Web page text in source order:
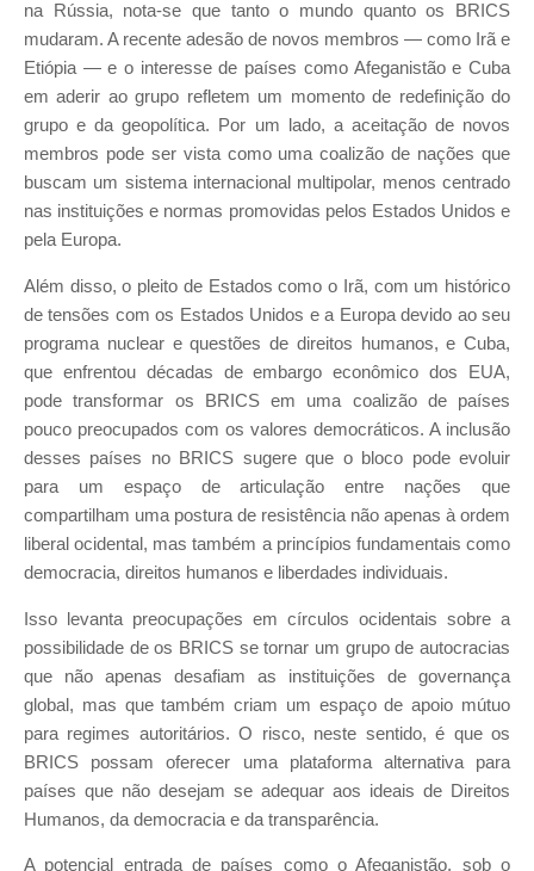
na Rússia, nota-se que tanto o mundo quanto os BRICS
mudaram. A recente adesão de novos membros — como Irã e
Etiópia — e o interesse de países como Afeganistão e Cuba
em aderir ao grupo refletem um momento de redefinição do
grupo e da geopolítica. Por um lado, a aceitação de novos
membros pode ser vista como uma coalizão de nações que
buscam um sistema internacional multipolar, menos centrado
nas instituições e normas promovidas pelos Estados Unidos e
pela Europa.
Além disso, o pleito de Estados como o Irã, com um histórico
de tensões com os Estados Unidos e a Europa devido ao seu
programa nuclear e questões de direitos humanos, e Cuba,
que enfrentou décadas de embargo econômico dos EUA,
pode transformar os BRICS em uma coalizão de países
pouco preocupados com os valores democráticos. A inclusão
desses países no BRICS sugere que o bloco pode evoluir
para um espaço de articulação entre nações que
compartilham uma postura de resistência não apenas à ordem
liberal ocidental, mas também a princípios fundamentais como
democracia, direitos humanos e liberdades individuais.
Isso levanta preocupações em círculos ocidentais sobre a
possibilidade de os BRICS se tornar um grupo de autocracias
que não apenas desafiam as instituições de governança
global, mas que também criam um espaço de apoio mútuo
para regimes autoritários. O risco, neste sentido, é que os
BRICS possam oferecer uma plataforma alternativa para
países que não desejam se adequar aos ideais de Direitos
Humanos, da democracia e da transparência.
A potencial entrada de países como o Afeganistão, sob o